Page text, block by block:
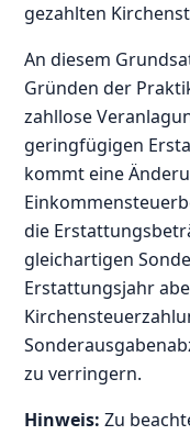
gezahlten
An diesem
Gründen der
zahllose
geringfügigen
kommt eine
die
gleichartigen
Erstattungsjahr
zu verringern.
Hinweis: Zu